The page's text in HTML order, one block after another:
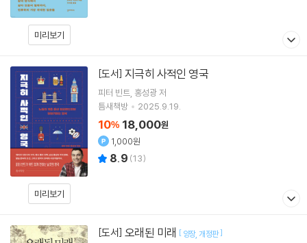
미리보기
미리보기
[도서] 지극히 사적인 영국
피터 빈트 홍성광저
틈새책방
2025.9.19.
10% 18,000원
1,000원
8.9 (13)
[도서] 오래된 미래 [ 양장 개정판]